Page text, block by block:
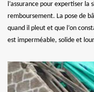
l’assurance pour expertiser
remboursement. La pose de
quand il pleut et que l’on
est imperméable, solide et